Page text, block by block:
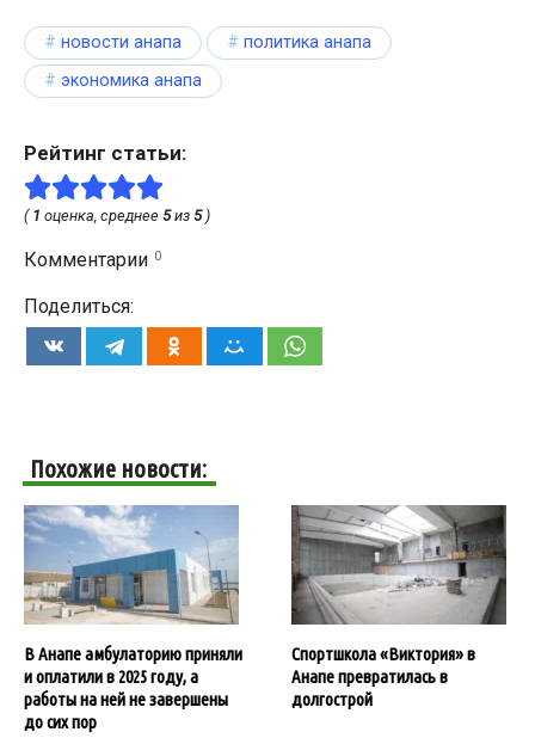
новости анапа
политика анапа
экономика анапа
Рейтинг статьи:
( 1 оценка, среднее 5из 5)
Комментарии 0
Поделиться:
Похожие новости:
В Анапе амбулаторию приняли
и оплатили в 2025 году, а
работы на ней не завершены
до сих пор
Спортшкола «Виктория» в
Анапе превратилась в
долгострой